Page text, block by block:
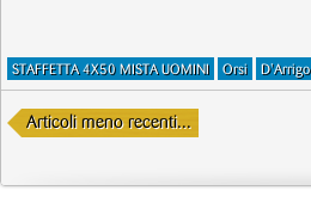
STAFFETTA 4X50 MISTA UOMINI Orsi D'Arrigo
Articoli meno recenti...